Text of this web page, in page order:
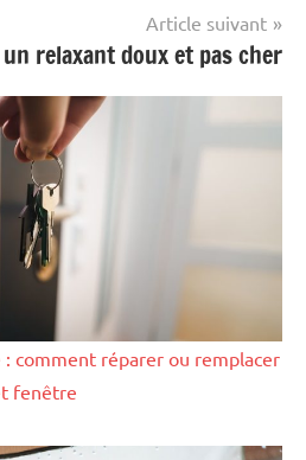
Article suivant
un relaxant doux et pas cher
comment réparer ou remplacer
fenêtre